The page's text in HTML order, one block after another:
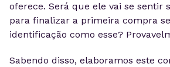
oferece. Será que ele vai se sentir
para finalizar a primeira compra
identificação como esse?
Sabendo disso, elaboramos este